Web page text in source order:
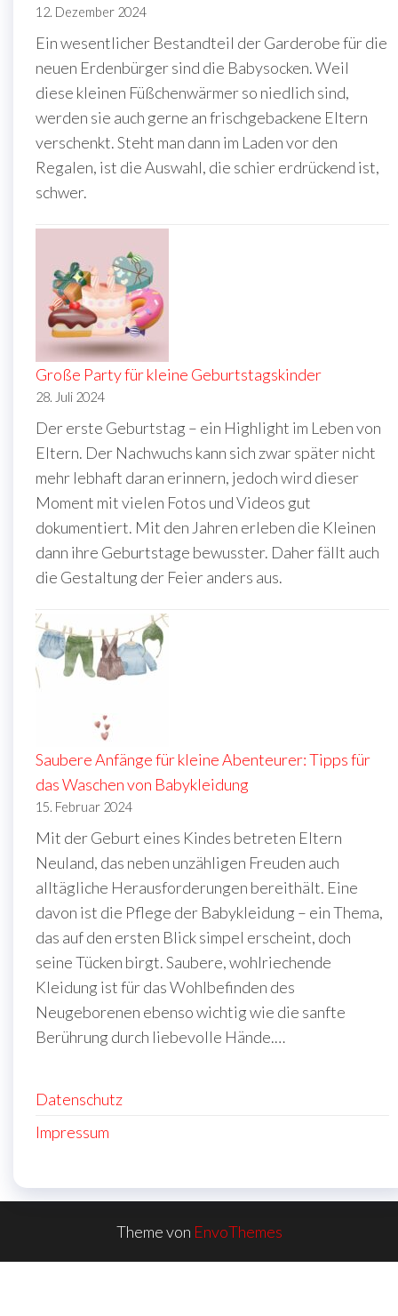
12. Dezember 2024
Ein wesentlicher Bestandteil der Garderobe für die
neuen Erdenbürger sind die Babysocken. Weil
diese kleinen Füßchenwärmer so niedlich sind,
werden sie auch gerne an frischgebackene Eltern
verschenkt. Steht man dann im Laden vor den
Regalen, ist die Auswahl, die schier erdrückend ist,
schwer.
Große Party für kleine Geburtstagskinder
28. Juli 2024
Der erste Geburtstag – ein Highlight im Leben von
Eltern. Der Nachwuchs kann sich zwar später nicht
mehr lebhaft daran erinnern, jedoch wird dieser
Moment mit vielen Fotos und Videos gut
dokumentiert. Mit den Jahren erleben die Kleinen
dann ihre Geburtstage bewusster. Daher fällt auch
die Gestaltung der Feier anders aus.
Saubere Anfänge für kleine Abenteurer: Tipps für
das Waschen von Babykleidung
15. Februar 2024
Mit der Geburt eines Kindes betreten Eltern
Neuland, das neben unzähligen Freuden auch
alltägliche Herausforderungen bereithält. Eine
davon ist die Pflege der Babykleidung – ein Thema,
das auf den ersten Blick simpel erscheint, doch
seine Tücken birgt. Saubere, wohlriechende
Kleidung ist für das Wohlbefinden des
Neugeborenen ebenso wichtig wie die sanfte
Berührung durch liebevolle Hände.…
Datenschutz
Impressum
Theme von EnvoThemes